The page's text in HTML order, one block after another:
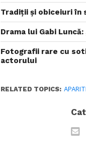
Tradiții și obiceiuri în
Drama lui Gabi
Fotografii rare cu
actorului
RELATED TOPICS: